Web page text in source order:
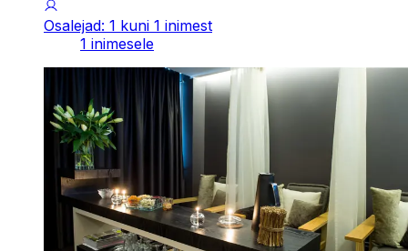
Osalejad: 1 kuni 1 inimest
1 inimesele